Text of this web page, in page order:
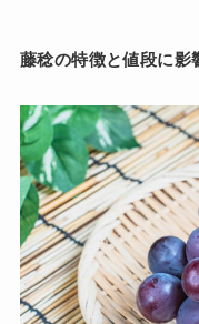
藤稔の特徴と値段に影